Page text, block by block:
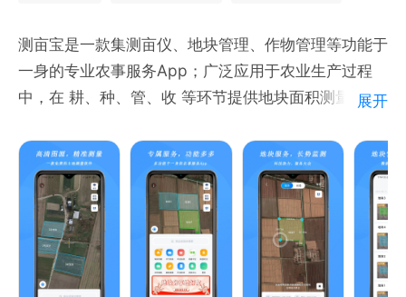
测亩宝是一款集测亩仪、地块管理、作物管理等功能于
一身的专业农事服务App；广泛应用于农业生产过程
中，在 耕、种、管、收 等环节提供地块面积测量、地
的应用软件；内置多种图源，满足不同人群的测量需
求；提供多种测量方式：环绕土地测量、高清地图上勾
画测量、车载测量、边走边画测量等，软件支持离线测
量，适用于多种场景，支持自定义画地块，智能计算周
长、面积，测量结果云端存储，数据永不丢失，便于查
看及分享；测亩宝把测量搬到手机上，零门槛、高精
展开